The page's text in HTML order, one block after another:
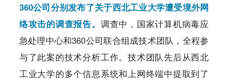
360公司分别发布了关于西北工业大学遭受境外网
络攻击的调查报告。 调查中，国家计算机病毒应
急处理中心和360公司联合组成技术团队，全程参
与了此案的技术分析工作。技术团队先后从西北
工业大学的多个信息系统和上网终端中提取到了